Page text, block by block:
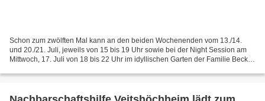
Schon zum zwölften Mal kann an den beiden Wochenenden vom 13./14.
und 20./21. Juli, jeweils von 15 bis 19 Uhr sowie bei der Night Session am
Mittwoch, 17. Juli von 18 bis 22 Uhr im idyllischen Garten der Familie Beck-